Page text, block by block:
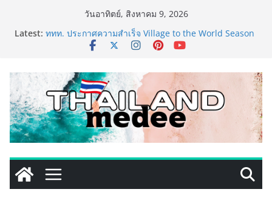
วันอาทิตย์, สิงหาคม 9, 2026
Latest: ททท. ประกาศความสำเร็จ Village to the World Season
5 ผนึก 9 พันธมิตร ขับเคลื่อน ESG Tourism สืบสานพระ
เหิงลี่ แมนูแฟคเจอริ่ง เทคโนโลยี (ไทยแลนด์) เปิดโรงงาน
แห่งใหม่ในชลบุรี เดินหน้าขยายฐานการผลิตสู่เอเชียตะวัน
ออกเฉียงใต้ เสริมแกร่งยุทธศาสตร์ระดับโลก
LORDNINE จัดศึกคนดังสายเกม ไทย ปะทะ ฟิลิปปินส์ ใน
“Rise of the Tenth Lord” เปิดสงครามกิลด์ข้ามประเทศ
ฉลองเซิร์ฟเวอร์ใหม่ เฮเลนา
PIPPER STANDARD® เปิดตัวแชมพูอาบน้ำ และ โฟมอาบ
แห้งสัตว์เลี้ยง ชูนวัตกรรมพลังธรรมชาติ “Zero-Residue”
เลียขนได้ ปลอดภัย ไร้สารตกค้าง
เริ่มแล้ว! อ.ต.ก.แฟร์ 4 ภาค @ภาคกลาง “มนต์เสน่ห์เกษตร
ไทย สู่ใจกลางมหานคร” ชวนชิม ช้อป สินค้าเกษตร